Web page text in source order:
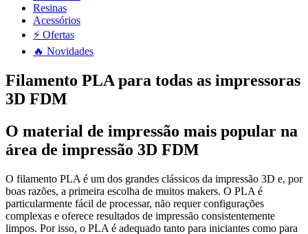
Resinas
Acessórios
⚡ Ofertas
🔥 Novidades
Filamento PLA para todas as impressoras
3D FDM
O material de impressão mais popular na
área de impressão 3D FDM
O filamento PLA é um dos grandes clássicos da impressão 3D e, por
boas razões, a primeira escolha de muitos makers. O PLA é
particularmente fácil de processar, não requer configurações
complexas e oferece resultados de impressão consistentemente
limpos. Por isso, o PLA é adequado tanto para iniciantes como para